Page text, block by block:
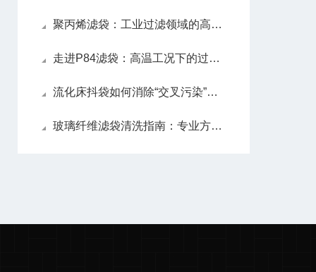
聚丙烯滤袋：工业过滤领域的高效环保解决方案
走进P84滤袋：高温工况下的过滤性能解析
流化床抖袋如何消除“交叉污染”风险？
玻璃纤维滤袋清洗指南：专业方法与注意事项